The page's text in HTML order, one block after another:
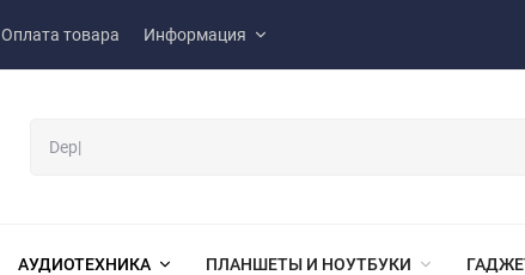
Оплата товара Информация
АУДИОТЕХНИКА ПЛАНШЕТЫ И НОУТБУКИ